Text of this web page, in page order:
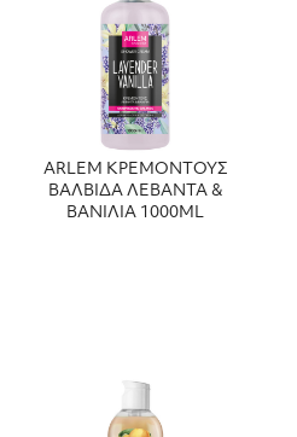
ARLEM ΚΡΕΜΟΝΤΟΥΣ
ΒΑΛΒΙΔΑ ΛΕΒΑΝΤΑ &
ΒΑΝΙΛΙΑ 1000ML